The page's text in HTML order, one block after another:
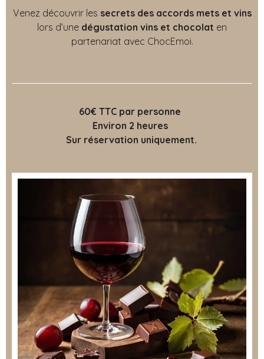
Venez découvrir les secrets des accords mets et vins
lors d’une dégustation vins et chocolat en
partenariat avec ChocEmoi.
60€ TTC par personne
Environ 2 heures
Sur réservation uniquement.